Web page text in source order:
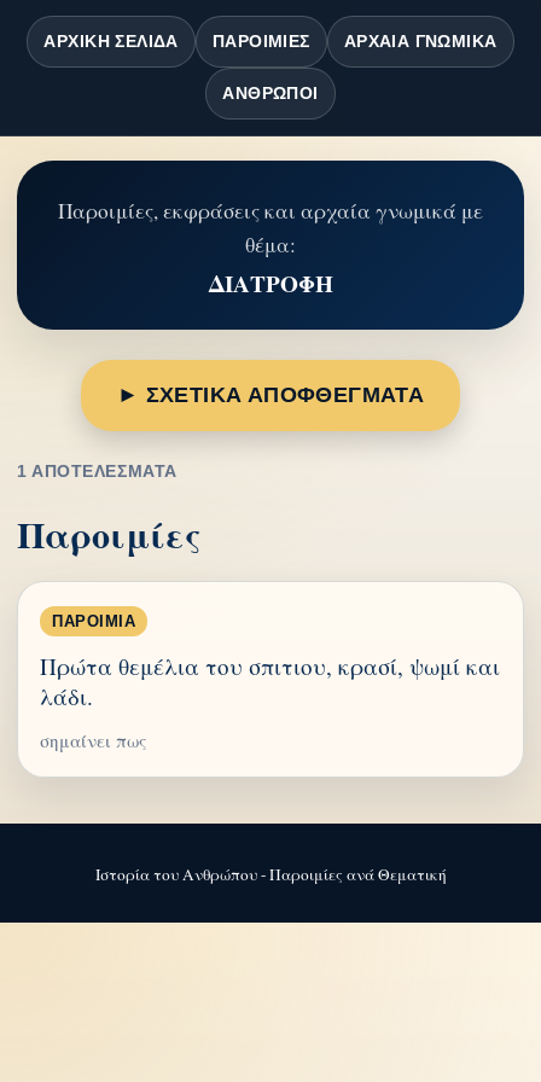
ΑΡΧΙΚΉ ΣΕΛΊΔΑ ΠΑΡΟΙΜΊΕΣ ΑΡΧΑΊΑ ΓΝΩΜΙΚΆ
ΆΝΘΡΩΠΟΙ
Παροιμίες, εκφράσεις και αρχαία γνωμικά με
θέμα:
ΔΙΑΤΡΟΦΗ
► ΣΧΕΤΙΚΑ ΑΠΟΦΘΕΓΜΑΤΑ
1 ΑΠΟΤΕΛΈΣΜΑΤΑ
Παροιμίες
ΠΑΡΟΙΜΊΑ
Πρώτα θεμέλια του σπιτιου, κρασί, ψωμί και
λάδι.
σημαίνει πως
Ιστορία του Ανθρώπου - Παροιμίες ανά Θεματική